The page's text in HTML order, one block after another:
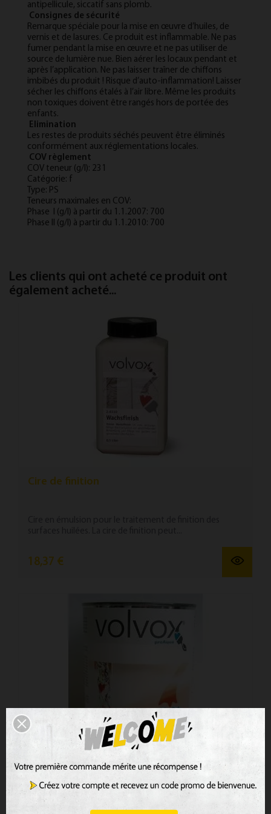
antipellicule, siccatif sans plomb.
Consignes de sécurité
Remarque spéciale pour la mise en œuvre d’huiles, de
vernis et de lasures. Ce produit est inflammable. Ne pas
fumer pendant la mise en œuvre et ne pas utiliser de
source de lumière nue. Bien aérer les locaux pendant et
après l’application. Ne pas laisser traîner de chiffons
imbibés du produit ! Risque d’auto-inflammation! Laisser
sécher les chiffons étalés à l’air libre. Même les produits
non toxiques doivent être rangés hors de portée des
enfants.
Elimination
Les restes de produits séchés peuvent être éliminés
conformément aux réglementations locales.
COV règlement
COV teneur (g/l): 231
Catégorie: f
Type: PS
Teneurs maximales en COV:
Phase I (g/l) à partir du 1.1.2007: 700
Phase II (g/l) à partir du 1.1.2010: 700
Les clients qui ont acheté ce produit ont
également acheté...
Cire de finition
18,37 €
Lasure à l'eau volvox
Lasure élastique sans solvant et diluable à l’eau pour